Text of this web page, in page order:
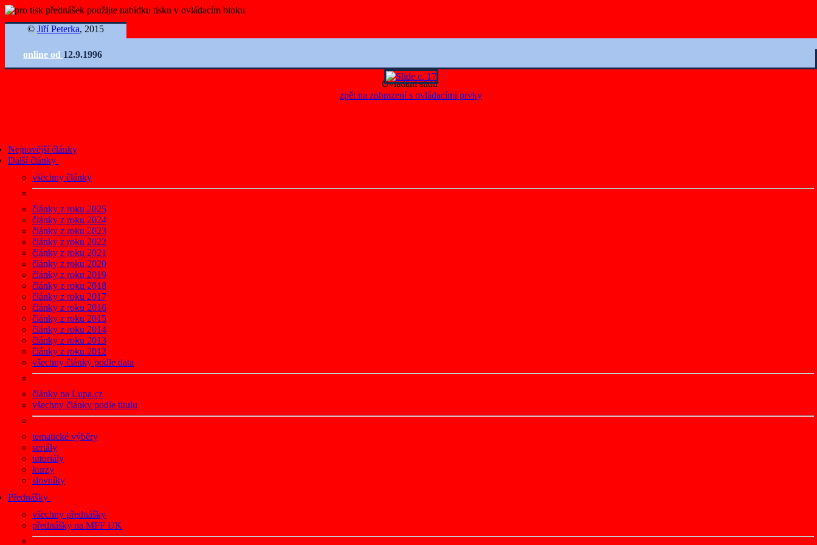
© Jiří Peterka, 2015
online od 12.9.1996
Ovládání slidů
Nejnovější články
Další články
všechny články
články z roku 2025
články z roku 2024
články z roku 2023
články z roku 2022
články z roku 2021
články z roku 2020
články z roku 2019
články z roku 2018
články z roku 2017
články z roku 2016
články z roku 2015
články z roku 2014
články z roku 2013
články z roku 2012
všechny články podle data
články na Lupa.cz
všechny články podle titulu
tematické výběry
seriály
tutoriály
kurzy
slovníky
Přednášky
všechny přednášky
přednášky na MFF UK
zpět na zobrazení s ovládacími prvky